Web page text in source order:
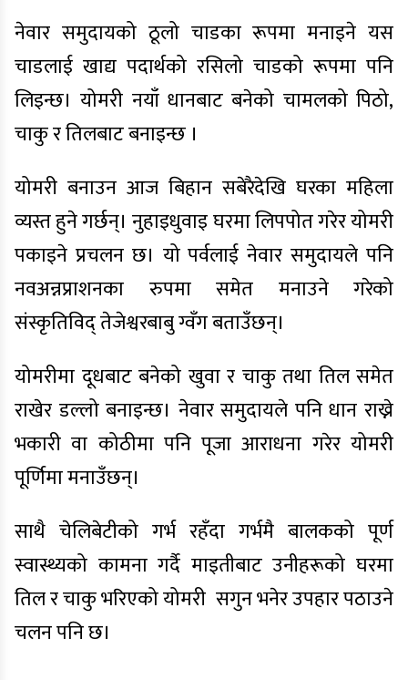
नेवार समुदायको ठूलो चाडका रूपमा मनाइने यस
चाडलाई खाद्य पदार्थको रसिलो चाडको रूपमा पनि
लिइन्छ। योमरी नयाँ धानबाट बनेको चामलको पिठो,
चाकु र तिलबाट बनाइन्छ ।
योमरी बनाउन आज बिहान सबेरैदेखि घरका महिला
व्यस्त हुने गर्छन्। नुहाइधुवाइ घरमा लिपपोत गरेर योमरी
पकाइने प्रचलन छ। यो पर्वलाई नेवार समुदायले पनि
नवअन्नप्राशनका रुपमा समेत मनाउने गरेको
संस्कृतिविद् तेजेश्वरबाबु ग्वँग बताउँछन्।
योमरीमा दूधबाट बनेको खुवा र चाकु तथा तिल समेत
राखेर डल्लो बनाइन्छ। नेवार समुदायले पनि धान राख्ने
भकारी वा कोठीमा पनि पूजा आराधना गरेर योमरी
पूर्णिमा मनाउँछन्।
साथै चेलिबेटीको गर्भ रहँदा गर्भमै बालकको पूर्ण
स्वास्थ्यको कामना गर्दै माइतीबाट उनीहरूको घरमा
तिल र चाकु भरिएको योमरी सगुन भनेर उपहार पठाउने
चलन पनि छ।